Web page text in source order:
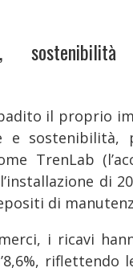
il proprio
e sostenibilità,
TrenLab
di
di
i ricavi
riflettendo